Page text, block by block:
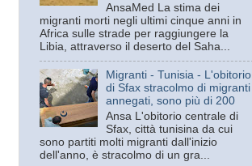
AnsaMed La stima dei
migranti morti negli ultimi cinque anni in
Africa sulle strade per raggiungere la
Libia, attraverso il deserto del Saha...
Migranti - Tunisia - L'obitorio
di Sfax stracolmo di migranti
annegati, sono più di 200
Ansa L'obitorio centrale di
Sfax, città tunisina da cui
sono partiti molti migranti dall'inizio
dell'anno, è stracolmo di un gra...